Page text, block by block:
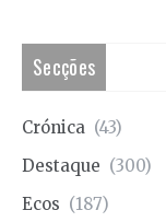
Secções
Crónica (43)
Destaque (300)
Ecos (187)